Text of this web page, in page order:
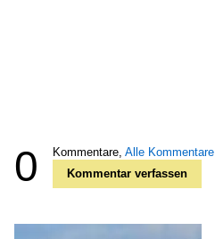
0 Kommentare, Alle Kommentare
Kommentar verfassen